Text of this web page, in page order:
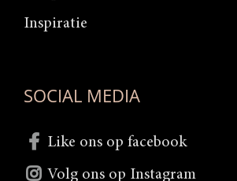
Inspiratie
SOCIAL MEDIA
Like ons op facebook
Volg ons op Instagram